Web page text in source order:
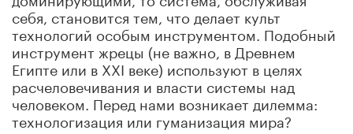
себя, становится тем, что делает культ
технологий особым инструментом. Подобный
инструмент жрецы (не важно, в Древнем
Египте или в XXI веке) используют в целях
расчеловечивания и власти системы над
человеком. Перед нами возникает дилемма:
технологизация или гуманизация мира?